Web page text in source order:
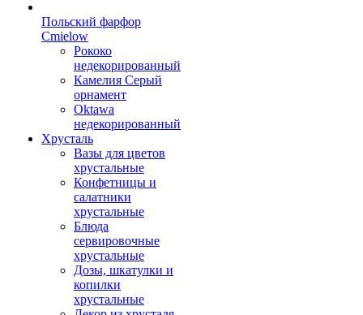
Польский фарфор
Сmielow
Рококо
недекорированный
Камелия Серый
орнамент
Oktawa
недекорированный
Хрусталь
Вазы для цветов
хрустальные
Конфетницы и
салатники
хрустальные
Блюда
сервировочные
хрустальные
Дозы, шкатулки и
копилки
хрустальные